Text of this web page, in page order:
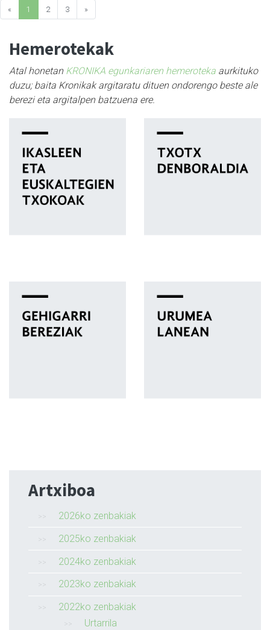
« 1 2 3 »
Hemerotekak
Atal honetan KRONIKA egunkariaren hemeroteka aurkituko
duzu; baita Kronikak argitaratu dituen ondorengo beste ale
berezi eta argitalpen batzuena ere.
Artxiboa
2026ko zenbakiak
2025ko zenbakiak
2024ko zenbakiak
2023ko zenbakiak
2022ko zenbakiak
Urtarrila